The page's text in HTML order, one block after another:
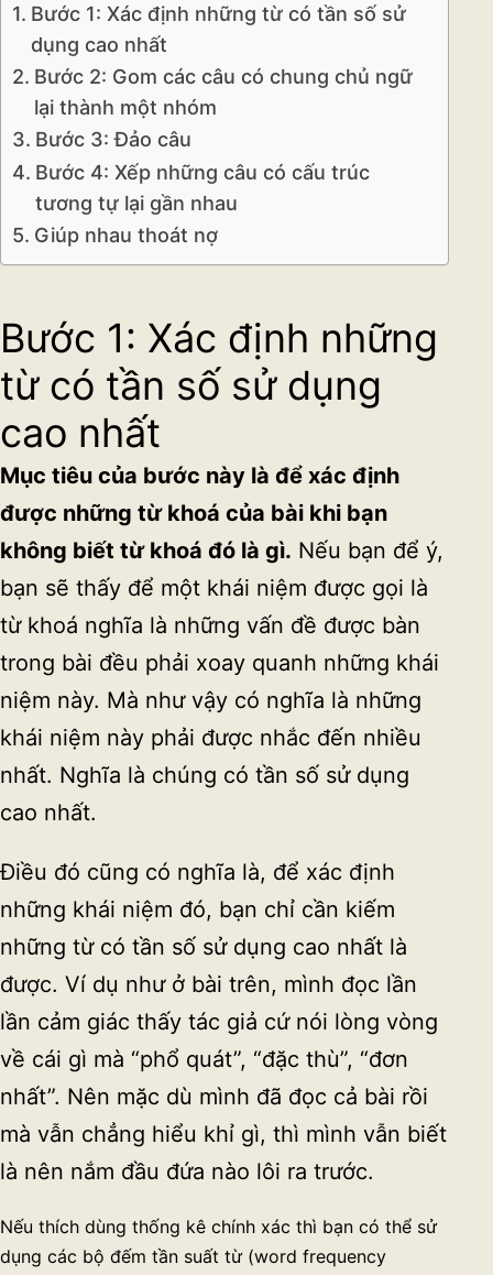
Bước 1: Xác định những từ có tần số sử
dụng cao nhất
Bước 2: Gom các câu có chung chủ ngữ
lại thành một nhóm
Bước 3: Đảo câu
Bước 4: Xếp những câu có cấu trúc
tương tự lại gần nhau
Giúp nhau thoát nợ
Bước 1: Xác định những
từ có tần số sử dụng
cao nhất
Mục tiêu của bước này là để xác định
được những từ khoá của bài khi bạn
không biết từ khoá đó là gì. Nếu bạn để ý,
bạn sẽ thấy để một khái niệm được gọi là
từ khoá nghĩa là những vấn đề được bàn
trong bài đều phải xoay quanh những khái
niệm này. Mà như vậy có nghĩa là những
khái niệm này phải được nhắc đến nhiều
nhất. Nghĩa là chúng có tần số sử dụng
cao nhất.
Điều đó cũng có nghĩa là, để xác định
những khái niệm đó, bạn chỉ cần kiếm
những từ có tần số sử dụng cao nhất là
được. Ví dụ như ở bài trên, mình đọc lần
lần cảm giác thấy tác giả cứ nói lòng vòng
về cái gì mà “phổ quát”, “đặc thù”, “đơn
nhất”. Nên mặc dù mình đã đọc cả bài rồi
mà vẫn chẳng hiểu khỉ gì, thì mình vẫn biết
là nên nắm đầu đứa nào lôi ra trước.
Nếu thích dùng thống kê chính xác thì bạn có thể sử
dụng các bộ đếm tần suất từ (word frequency